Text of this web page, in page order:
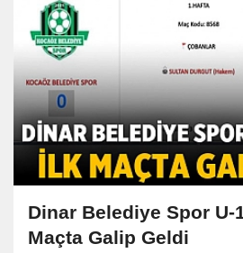
Dinar Belediye Spor U-
Maçta Galip Geldi